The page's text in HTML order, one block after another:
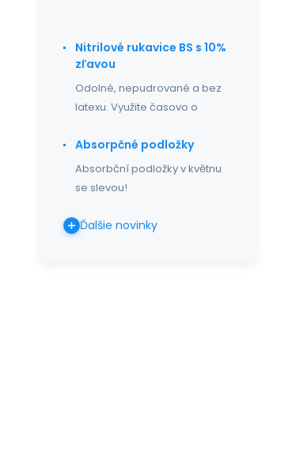
Nitrilové rukavice BS s 10%
zľavou
Odolné, nepudrované a bez
latexu. Využite časovo o
Absorpčné podložky
Absorbční podložky v květnu
se slevou!
Ďalšie novinky